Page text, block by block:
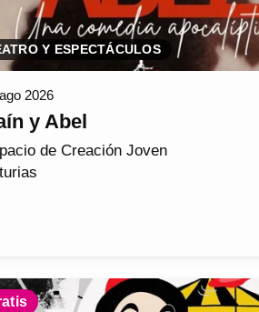
Y ESPECTÁCULOS
2026
y Abel
de Creación Joven